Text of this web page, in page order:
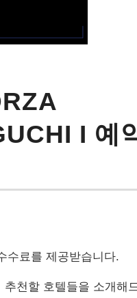
I 예
수료를 제공받습니다.
추천할 호텔들을 소개해